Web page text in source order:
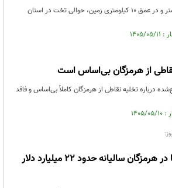
زمین‌لرزه‌ای به بزرگی ۳.۸ ریشتر و در عمق ۱۰ کیلومتری زمین، حوالی تخت در استان
از هرمزگان بی‌اساس است
درباره تخلیه نقاطی از هرمزگان کاملاً بی‌اساس و فاقد
تامین سوخت کشتی‌ها در هرمزگان سالیانه حدود ۲۲ میلیارد دلار